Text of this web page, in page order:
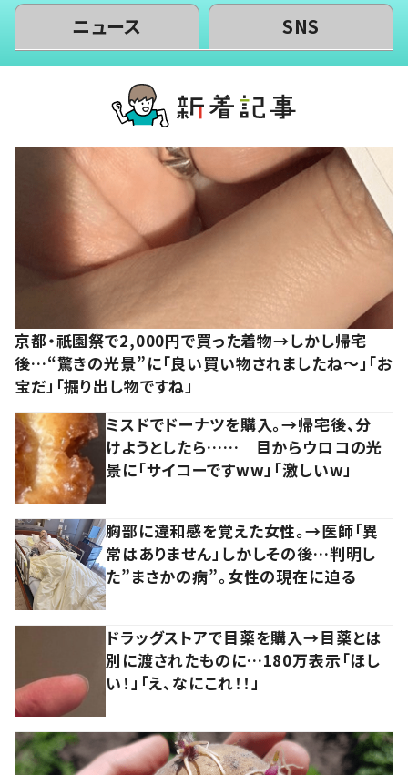
ニュース SNS
京都・祇園祭で2,000円で買った着物→しかし帰宅
後…“驚きの光景”に「良い買い物されましたね～」「お
宝だ」「掘り出し物ですね」
ミスドでドーナツを購入。→帰宅後、分
けようとしたら…… 目からウロコの光
景に「サイコーですww」「激しいw」
胸部に違和感を覚えた女性。→医師「異
常はありません」しかしその後…判明し
た”まさかの病”。女性の現在に迫る
ドラッグストアで目薬を購入→目薬とは
別に渡されたものに…180万表示「ほし
い！」「え、なにこれ！！」